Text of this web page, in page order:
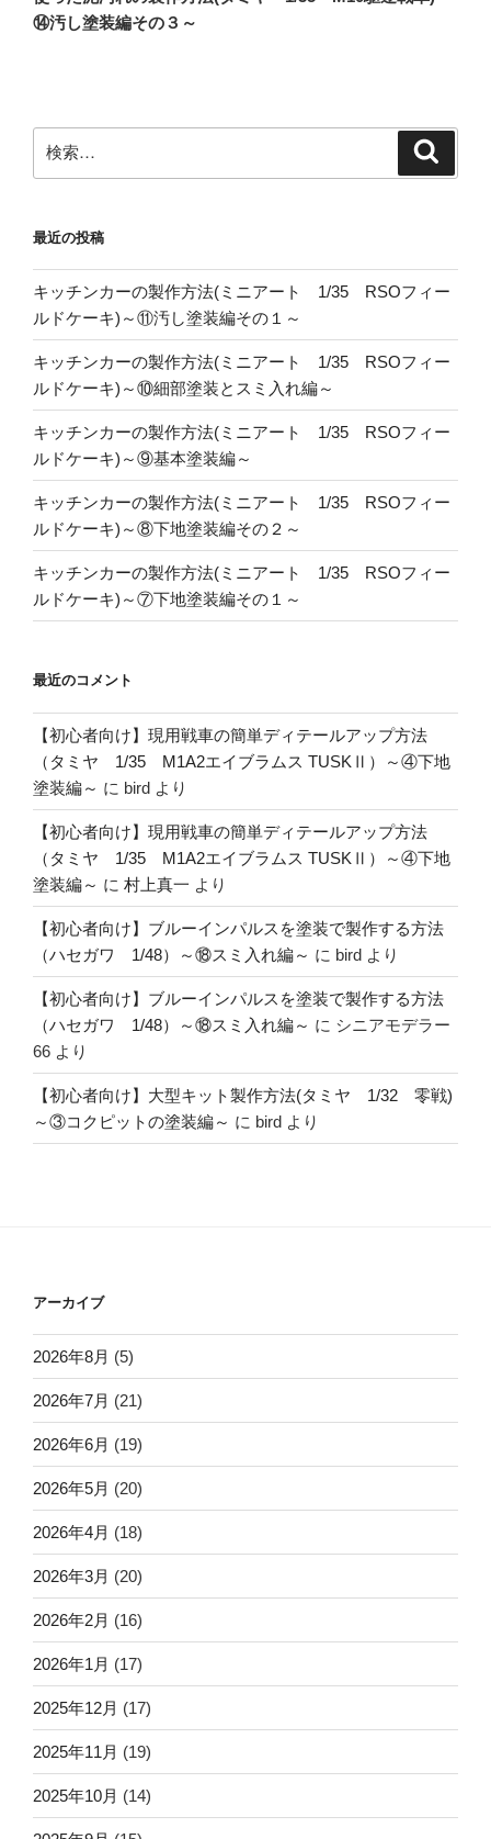
ビ
ョ
稿
⑭汚し塗装編その３～
索:
最近の投稿
キッチンカーの製作方法(ミニアート 1/35 RSOフィー
ルドケーキ)～⑪汚し塗装編その１～
キッチンカーの製作方法(ミニアート 1/35 RSOフィー
ルドケーキ)～⑩細部塗装とスミ入れ編～
キッチンカーの製作方法(ミニアート 1/35 RSOフィー
ルドケーキ)～⑨基本塗装編～
キッチンカーの製作方法(ミニアート 1/35 RSOフィー
ルドケーキ)～⑧下地塗装編その２～
キッチンカーの製作方法(ミニアート 1/35 RSOフィー
ルドケーキ)～⑦下地塗装編その１～
最近のコメント
【初心者向け】現用戦車の簡単ディテールアップ方法
（タミヤ 1/35 M1A2エイブラムス TUSKⅡ）～④下地
塗装編～ に bird より
【初心者向け】現用戦車の簡単ディテールアップ方法
（タミヤ 1/35 M1A2エイブラムス TUSKⅡ）～④下地
塗装編～ に 村上真一 より
【初心者向け】ブルーインパルスを塗装で製作する方法
（ハセガワ 1/48）～⑱スミ入れ編～ に bird より
【初心者向け】ブルーインパルスを塗装で製作する方法
（ハセガワ 1/48）～⑱スミ入れ編～ に シニアモデラー
66 より
【初心者向け】大型キット製作方法(タミヤ 1/32 零戦)
～③コクピットの塗装編～ に bird より
アーカイブ
2026年8月 (5)
2026年7月 (21)
2026年6月 (19)
2026年5月 (20)
2026年4月 (18)
2026年3月 (20)
2026年2月 (16)
2026年1月 (17)
2025年12月 (17)
2025年11月 (19)
2025年10月 (14)